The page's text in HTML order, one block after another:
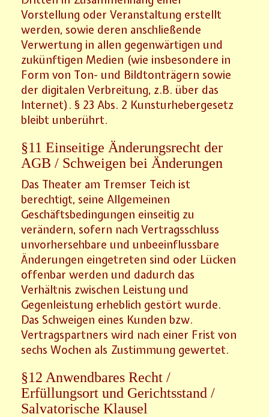
Vorstellung oder Veranstaltung erstellt
werden, sowie deren anschließende
Verwertung in allen gegenwärtigen und
zukünftigen Medien (wie insbesondere in
Form von Ton- und Bildtonträgern sowie
der digitalen Verbreitung, z.B. über das
Internet). § 23 Abs. 2 Kunsturhebergesetz
bleibt unberührt.
§11 Einseitige Änderungsrecht der
AGB / Schweigen bei Änderungen
Das Theater am Tremser Teich ist
berechtigt, seine Allgemeinen
Geschäftsbedingungen einseitig zu
verändern, sofern nach Vertragsschluss
unvorhersehbare und unbeeinflussbare
Änderungen eingetreten sind oder Lücken
offenbar werden und dadurch das
Verhältnis zwischen Leistung und
Gegenleistung erheblich gestört wurde.
Das Schweigen eines Kunden bzw.
Vertragspartners wird nach einer Frist von
sechs Wochen als Zustimmung gewertet.
§12 Anwendbares Recht /
Erfüllungsort und Gerichtsstand /
Salvatorische Klausel